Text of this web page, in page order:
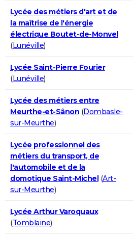
Lycée des métiers d'art et de
la maîtrise de l'énergie
électrique Boutet-de-Monvel
(Lunéville)
Lycée Saint-Pierre Fourier
(Lunéville)
Lycée des métiers entre
Meurthe-et-Sânon (Dombasle-
sur-Meurthe)
Lycée professionnel des
métiers du transport, de
l'automobile et de la
domotique Saint-Michel(Art-
sur-Meurthe)
Lycée Arthur Varoquaux
(Tomblaine)